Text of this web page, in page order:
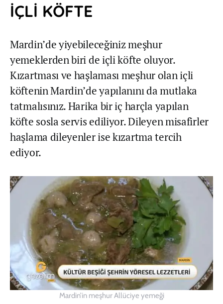
İÇLİ KÖFTE
Mardin’de yiyebileceğiniz meşhur
yemeklerden biri de içli köfte oluyor.
Kızartması ve haşlaması meşhur olan içli
köftenin Mardin’de yapılanını da mutlaka
tatmalısınız. Harika bir iç harçla yapılan
köfte sosla servis ediliyor. Dileyen misafirler
haşlama dileyenler ise kızartma tercih
ediyor.
Mardin’in meşhur Allüciye yemeği